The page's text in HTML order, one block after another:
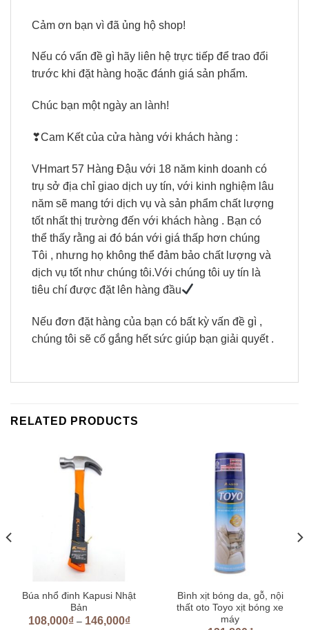
Cảm ơn bạn vì đã ủng hộ shop!
Nếu có vấn đề gì hãy liên hệ trực tiếp để trao đổi
trước khi đặt hàng hoặc đánh giá sản phẩm.
Chúc bạn một ngày an lành!
❣Cam Kết của cửa hàng với khách hàng :
VHmart 57 Hàng Đậu với 18 năm kinh doanh có
trụ sở địa chỉ giao dịch uy tín, với kinh nghiệm lâu
năm sẽ mang tới dịch vụ và sản phẩm chất lượng
tốt nhất thị trường đến với khách hàng . Bạn có
thể thấy rằng ai đó bán với giá thấp hơn chúng
Tôi , nhưng họ không thể đảm bảo chất lượng và
dịch vụ tốt như chúng tôi.Với chúng tôi uy tín là
tiêu chí được đặt lên hàng đầu
Nếu đơn đặt hàng của bạn có bất kỳ vấn đề gì ,
chúng tôi sẽ cố gắng hết sức giúp bạn giải quyết .
RELATED PRODUCTS
Búa nhổ đinh Kapusi Nhật
Bản
108,000₫– 146,000₫
Bình xịt bóng da, gỗ, nội
thất oto Toyo xịt bóng xe
máy